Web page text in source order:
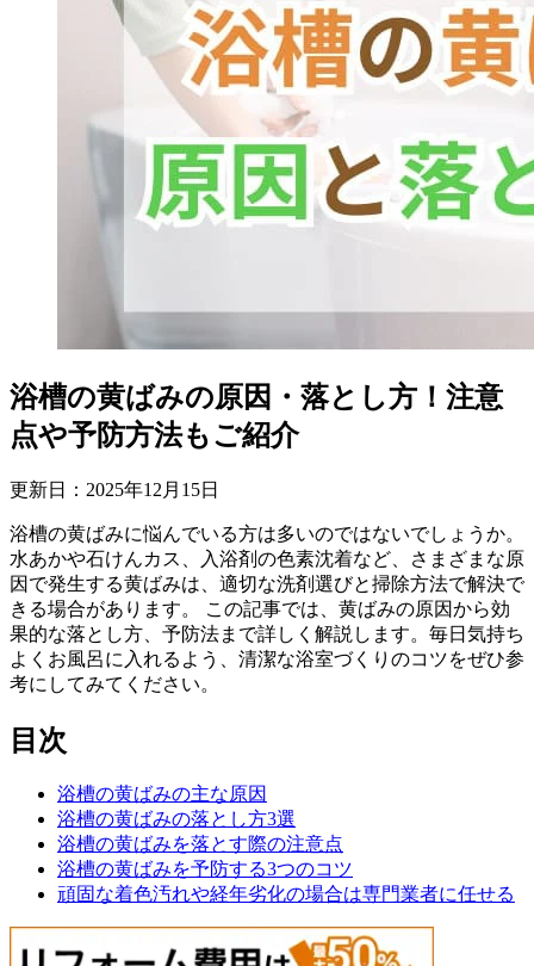
浴槽の黄ばみの原因・落とし方！注意
点や予防方法もご紹介
更新日： 2025年12 月 15日
浴槽の黄ばみに悩んでいる方は多いのではないでしょうか。
水あかや石けんカス、入浴剤の色素沈着など、さまざまな原
因で発生する黄ばみは、適切な洗剤選びと掃除方法で解決で
きる場合があります。 この記事では、黄ばみの原因から効
果的な落とし方、予防法まで詳しく解説します。毎日気持ち
よくお風呂に入れるよう、清潔な浴室づくりのコツをぜひ参
考にしてみてください。
目次
浴槽の黄ばみの主な原因
浴槽の黄ばみの落とし方3選
浴槽の黄ばみを落とす際の注意点
浴槽の黄ばみを予防する3つのコツ
頑固な着色汚れや経年劣化の場合は専門業者に任せる